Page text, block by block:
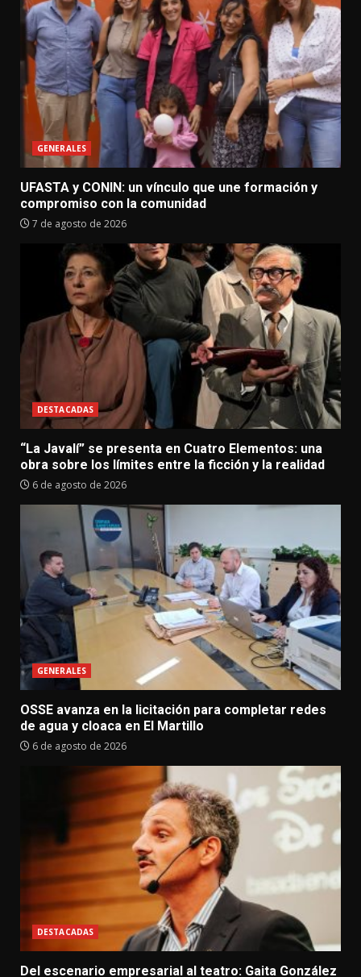
GENERALES
UFASTA y CONIN: un vínculo que une formación y
compromiso con la comunidad
7 de agosto de 2026
DESTACADAS
“La Javalí” se presenta en Cuatro Elementos: una
obra sobre los límites entre la ficción y la realidad
6 de agosto de 2026
GENERALES
OSSE avanza en la licitación para completar redes
de agua y cloaca en El Martillo
6 de agosto de 2026
DESTACADAS
Del escenario empresarial al teatro: Gaita González